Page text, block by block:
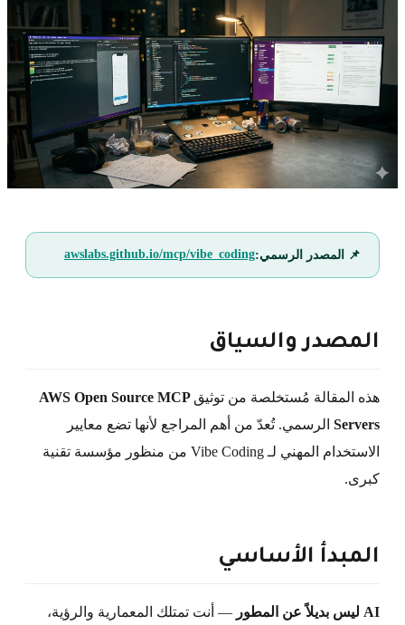
📌 المصدر الرسمي:awslabs.github.io/mcp/vibe_coding
المصدر والسياق
هذه المقالة مُستخلصة من توثيقAWS Open Source MCP
Servers الرسمي. تُعدّ من أهم المراجع لأنها تضع معايير
الاستخدام المهني لـ Vibe Coding من منظور مؤسسة تقنية
كبرى.
المبدأ الأساسي
AI ليس بديلاً عن المطور
— أنت تمتلك المعمارية والرؤية،